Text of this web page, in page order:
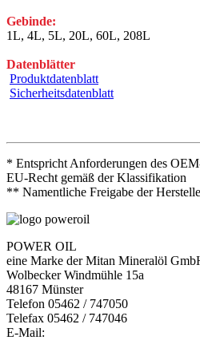
Gebinde:
1L, 4L, 5L, 20L, 60L, 208L
Datenblätter
Produktdatenblatt
Sicherheitsdatenblatt
* Entspricht Anforderungen des
EU-Recht gemäß der Klassifikation
** Namentliche Freigabe der
POWER OIL
eine Marke der Mitan Mineralöl
Wolbecker Windmühle 15a
48167 Münster
Telefon 05462 / 747050
Telefax 05462 / 747046
E-Mail: